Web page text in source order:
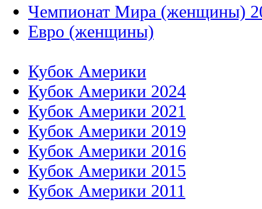
Чемпионат Мира (женщины)
Евро (женщины)
Кубок Америки
Кубок Америки 2024
Кубок Америки 2021
Кубок Америки 2019
Кубок Америки 2016
Кубок Америки 2015
Кубок Америки 2011